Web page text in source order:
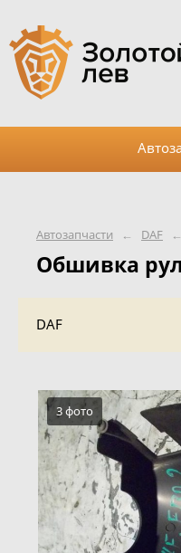
Автозапчасти ← DAF ←
Обшивка
DAF
3 фото